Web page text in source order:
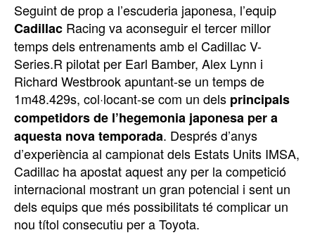
Seguint de prop a l’escuderia japonesa, l’equip
Cadillac Racing va aconseguir el tercer millor
temps dels entrenaments amb el Cadillac V-
Series.R pilotat per Earl Bamber, Alex Lynn i
Richard Westbrook apuntant-se un temps de
1m48.429s, col·locant-se com un dels principals
competidors de l’hegemonia japonesa per a
aquesta nova temporada. Després d’anys
d’experiència al campionat dels Estats Units IMSA,
Cadillac ha apostat aquest any per la competició
internacional mostrant un gran potencial i sent un
dels equips que més possibilitats té complicar un
nou títol consecutiu per a Toyota.